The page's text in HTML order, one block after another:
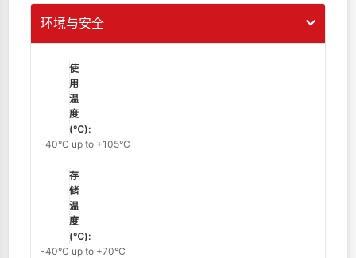
环境与安全
使
用
温
度
(℃):
-40°C up to +105°C
存
储
温
度
(℃):
-40°C up to +70°C